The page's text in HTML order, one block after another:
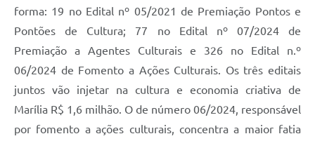
forma: 19 no Edital nº 05/2021 de Premiação Pontos e
Pontões de Cultura; 77 no Edital nº 07/2024 de
Premiação a Agentes Culturais e 326 no Edital n.º
06/2024 de Fomento a Ações Culturais. Os três editais
juntos vão injetar na cultura e economia criativa de
Marília R$ 1,6 milhão. O de número 06/2024, responsável
por fomento a ações culturais, concentra a maior fatia